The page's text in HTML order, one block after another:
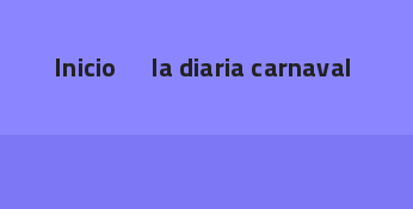
Inicio la diaria carnaval